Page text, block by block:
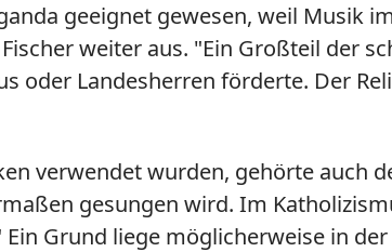
geeignet gewesen, weil Musik
weiter aus. "Ein Großteil der
oder Landesherren förderte. Der
verwendet wurden, gehörte auch
gesungen wird. Im
Grund liege möglicherweise in